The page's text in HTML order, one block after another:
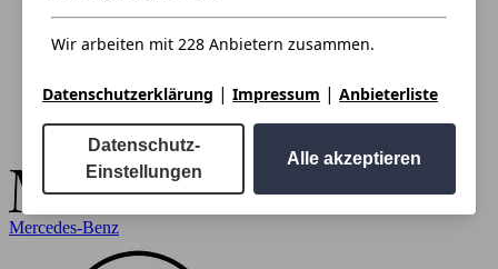
Mercedes-Benz
Wir arbeiten mit 228 Anbietern zusammen.
Datenschutzerklärung | Impressum | Anbieterliste
Datenschutz-
Einstellungen
Alle akzeptieren